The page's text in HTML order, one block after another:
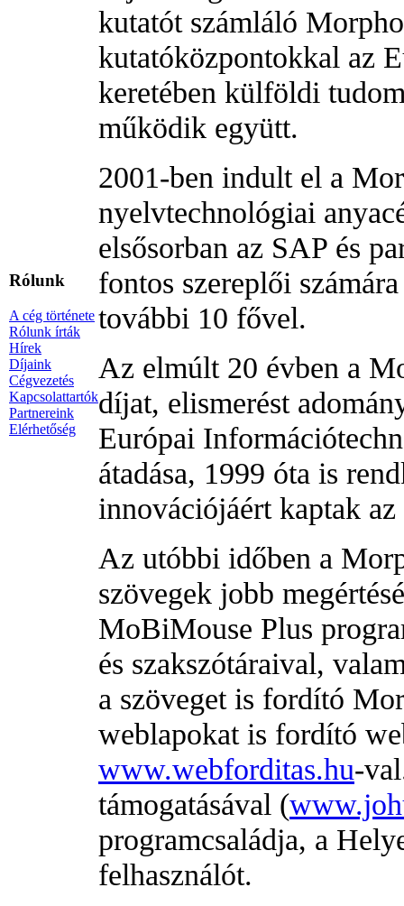
Rólunk
A cég története
Rólunk írták
Hírek
Díjaink
Cégvezetés
Kapcsolattartók
Partnereink
Elérhetőség
kutatót számláló
kutatóközpontokkal az
keretében külföldi
működik együtt.
2001-ben indult el a
nyelvtechnológiai
elsősorban az SAP és
fontos szereplői
további 10 fővel.
Az elmúlt 20 évben a
díjat, elismerést
Európai
átadása, 1999 óta is
innovációjáért kaptak
Az utóbbi időben a
szövegek jobb
MoBiMouse Plus
és szakszótáraival,
a szöveget is fordító
weblapokat is fordító
www.webforditas.hu-
támogatásával (
programcsaládja, a
felhasználót.